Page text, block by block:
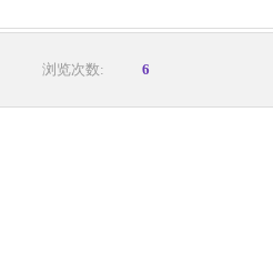
浏览次数: 6